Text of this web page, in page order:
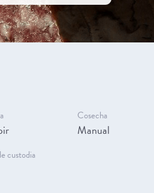
Cosecha
Manual
custodia